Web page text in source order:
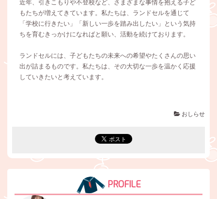
近年、引きこもりや不登校など、さまざまな事情を抱える子ど
もたちが増えてきています。私たちは、ランドセルを通じて
「学校に行きたい」「新しい一歩を踏み出したい」という気持
ちを育むきっかけになればと願い、活動を続けております。
ランドセルには、子どもたちの未来への希望やたくさんの思い
出が詰まるものです。私たちは、その大切な一歩を温かく応援
していきたいと考えています。
おしらせ
PROFILE